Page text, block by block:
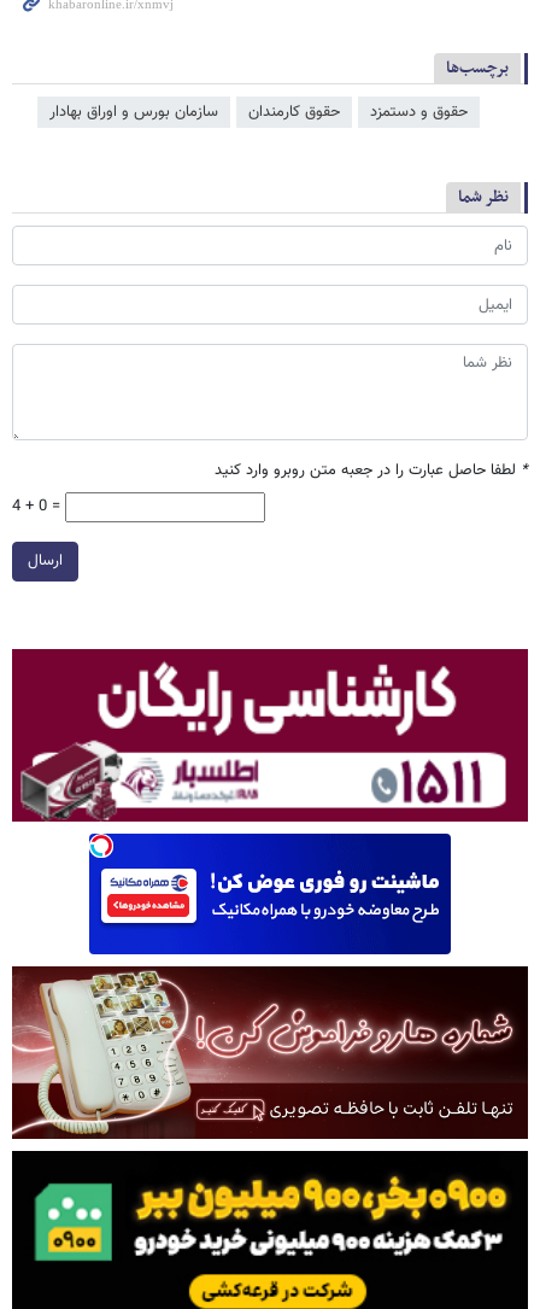
برچسب‌ها
حقوق و دستمزد حقوق کارمندان سازمان بورس و اوراق بهادار
نظر شما
* لطفا حاصل عبارت را در جعبه متن روبرو وارد کنید
4 + 0 =
ارسال